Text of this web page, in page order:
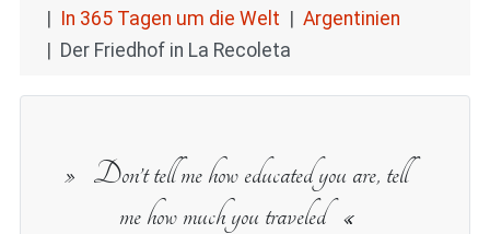
In 365 Tagen um die Welt
Argentinien
Der Friedhof in La Recoleta
Don’t tell me how educated you are, tell
me how much you traveled